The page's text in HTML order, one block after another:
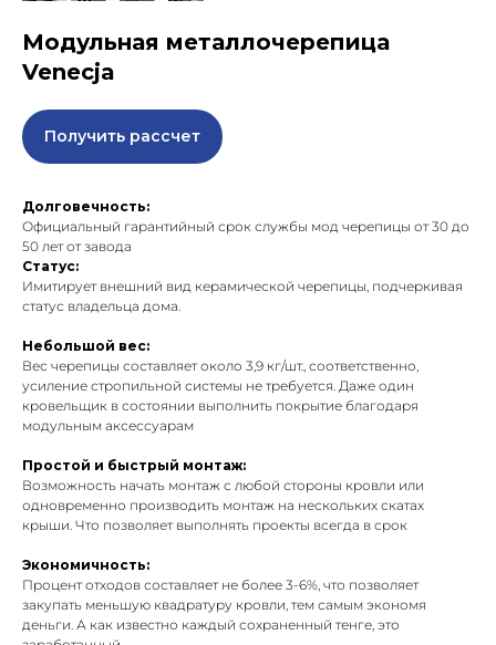
Модульная металлочерепица
Venecja
Получить рассчет
Долговечность:
Официальный гарантийный срок службы мод черепицы от 30 до
50 лет от завода
Статус:
Имитирует внешний вид керамической черепицы, подчеркивая
статус владельца дома.
Небольшой вес:
Вес черепицы составляет около 3,9 кг/шт., соответственно,
усиление стропильной системы не требуется. Даже один
кровельщик в состоянии выполнить покрытие благодаря
модульным аксессуарам
Простой и быстрый монтаж:
Возможность начать монтаж с любой стороны кровли или
одновременно производить монтаж на нескольких скатах
крыши. Что позволяет выполнять проекты всегда в срок
Экономичность:
Процент отходов составляет не более 3-6%, что позволяет
закупать меньшую квадратуру кровли, тем самым экономя
деньги. А как известно каждый сохраненный тенге, это